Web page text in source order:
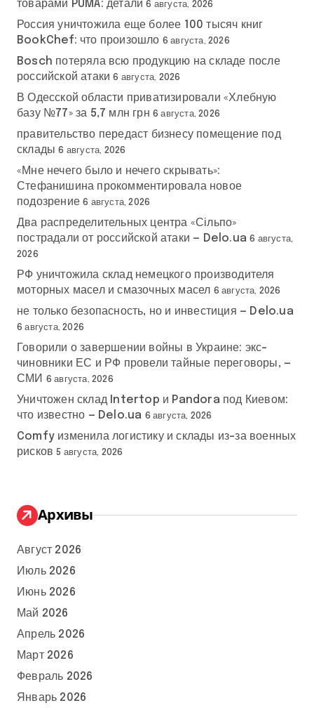
товарами PUMA: детали 6 августа, 2026
Россия уничтожила еще более 100 тысяч книг
BookChef: что произошло 6 августа, 2026
Bosch потеряла всю продукцию на складе после
российской атаки 6 августа, 2026
В Одесской области приватизировали «Хлебную
базу №77» за 5,7 млн грн 6 августа, 2026
правительство передаст бизнесу помещение под
склады 6 августа, 2026
«Мне нечего было и нечего скрывать»:
Стефанишина прокомментировала новое
подозрение 6 августа, 2026
Два распределительных центра «Сільпо»
пострадали от российской атаки — Delo.ua 6 августа,
2026
РФ уничтожила склад немецкого производителя
моторных масел и смазочных масел 6 августа, 2026
не только безопасность, но и инвестиция — Delo.ua
6 августа, 2026
Говорили о завершении войны в Украине: экс-
чиновники ЕС и РФ провели тайные переговоры, —
СМИ
6 августа, 2026
Уничтожен склад Intertop и Pandora под Киевом:
что известно — Delo.ua 6 августа, 2026
Comfy изменила логистику и склады из-за военных
рисков 5 августа, 2026
Архивы
Август 2026
Июль 2026
Июнь 2026
Май 2026
Апрель 2026
Март 2026
Февраль 2026
Январь 2026